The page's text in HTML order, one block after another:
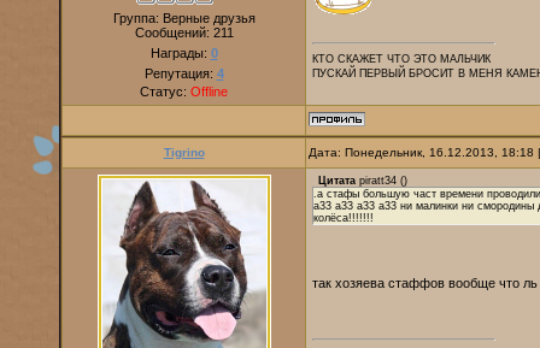
Группа: Верные друзья
Сообщений: 211
Награды: 0
Репутация: 4
Статус: Offline
КТО СКАЖЕТ ЧТО ЭТО МАЛЬЧИК
ПУСКАЙ ПЕРВЫЙ БРОСИТ В МЕНЯ
Tigrino Дата: Понедельник, 16.12.2013,
Цитата piratt34 ()
.а стафы большую част времени
a33 a33 a33 a33 ни малинки ни смородины
колёса!!!!!!!
так хозяева стаффов вообще что